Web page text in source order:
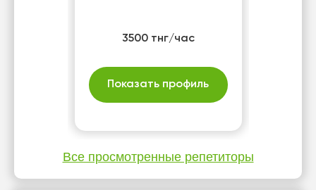
3500 тнг/час
Показать профиль
Все просмотренные репетиторы